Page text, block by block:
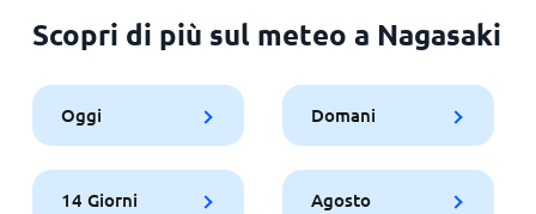
Scopri di più sul meteo a Nagasaki
Oggi Domani
14 Giorni Agosto